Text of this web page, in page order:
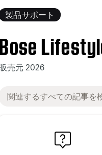
製品サポート
販売元 2026